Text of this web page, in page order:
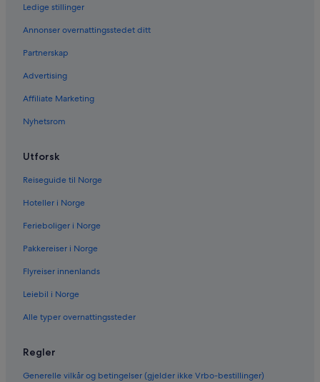
Ledige stillinger
Annonser overnattingsstedet ditt
Partnerskap
Advertising
Affiliate Marketing
Nyhetsrom
Utforsk
Reiseguide til Norge
Hoteller i Norge
Ferieboliger i Norge
Pakkereiser i Norge
Flyreiser innenlands
Leiebil i Norge
Alle typer overnattingssteder
Regler
Generelle vilkår og betingelser (gjelder ikke Vrbo-bestillinger)